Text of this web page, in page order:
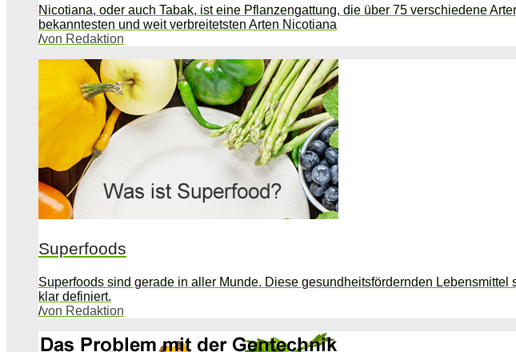
Nicotiana, oder auch Tabak, ist eine Pflanzengattung, die über 75 verschiedene
bekanntesten und weit verbreitetsten Arten Nicotiana
/von Redaktion
Superfoods
Superfoods sind gerade in aller Munde. Diese gesundheitsfördernden
klar definiert.
/von Redaktion